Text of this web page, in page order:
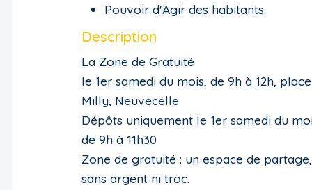
Pouvoir d'Agir des habitants
Description
La Zone de Gratuité
le 1er samedi du mois, de 9h à 12h, place
Milly, Neuvecelle
Dépôts uniquement le 1er samedi du
de 9h à 11h30
Zone de gratuité : un espace de partage,
sans argent ni troc.